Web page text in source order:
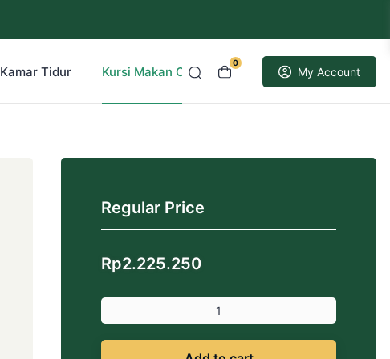
0
My Account
Kamar Tidur Kursi Makan Cafe Resto Kusen Pintu Jati
Regular Price
Rp2.225.250